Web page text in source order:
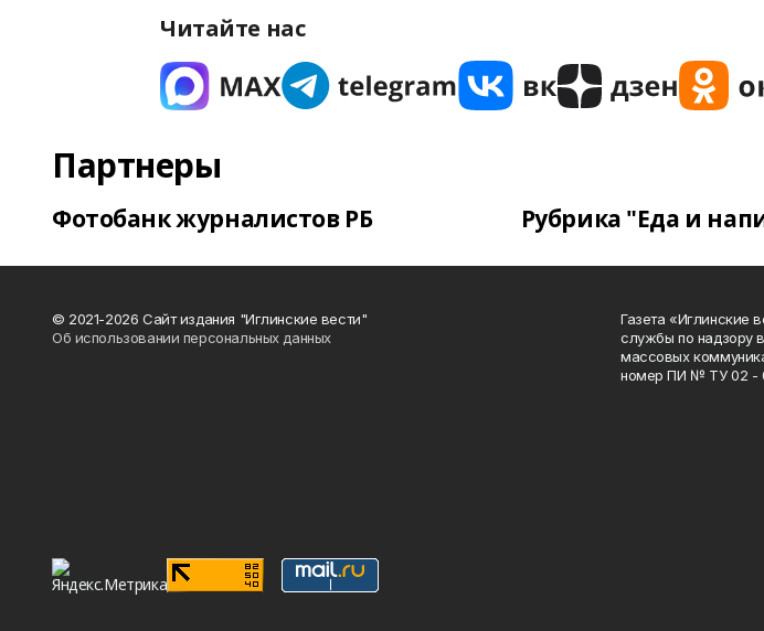
Читайте нас
Партнеры
Фотобанк журналистов РБ Рубрика "Еда и
© 2021-2026 Сайт издания "Иглинские вести"
Об использовании персональных данных
Газета «Иглинские
службы по надзору
массовых
номер ПИ № ТУ 02 -